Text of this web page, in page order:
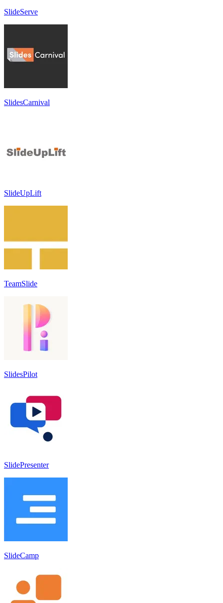
SlideServe
SlidesCarnival
SlideUpLift
TeamSlide
SlidesPilot
SlidePresenter
SlideCamp